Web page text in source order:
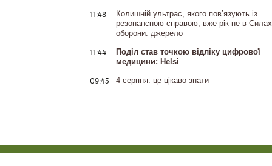
11:48
Колишній ультрас, якого пов’язують із
резонансною справою, вже рік не в Силах
оборони: джерело
11:44
Поділ став точкою відліку цифрової
медицини: Helsi
09:43 4 серпня: це цікаво знати